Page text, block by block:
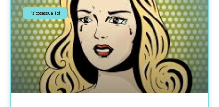
Psicosessualità